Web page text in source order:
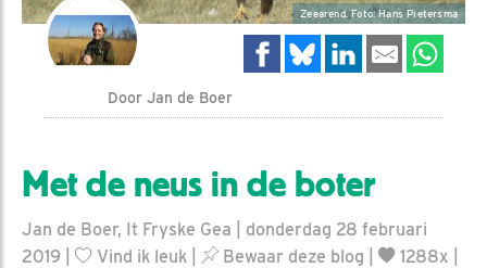
Zeearend. Foto: Hans Pietersma
Door Jan de Boer
Met de neus in de boter
Jan de Boer, It Fryske Gea | donderdag 28 februari
2019 |
Vind ik leuk Bewaar deze blog
1288x |